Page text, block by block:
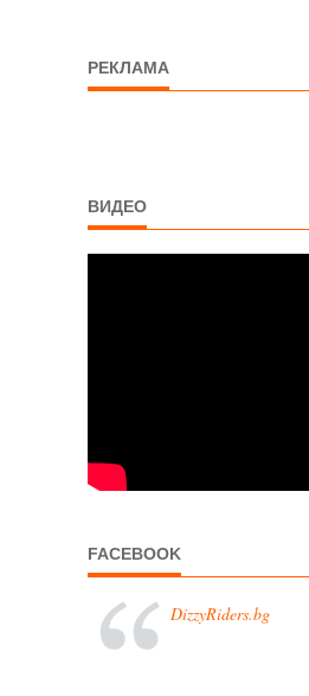
РЕКЛАМА
ВИДЕО
FACEBOOK
DizzyRiders.bg